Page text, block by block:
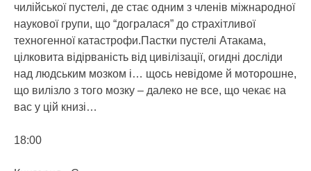
чилійської пустелі, де стає одним з членів міжнародної
наукової групи, що “догралася” до страхітливої
техногенної катастрофи.Пастки пустелі Атакама,
цілковита відірваність від цивілізації, огидні досліди
над людським мозком і… щось невідоме й моторошне,
що вилізло з того мозку – далеко не все, що чекає на
вас у цій книзі…
18:00